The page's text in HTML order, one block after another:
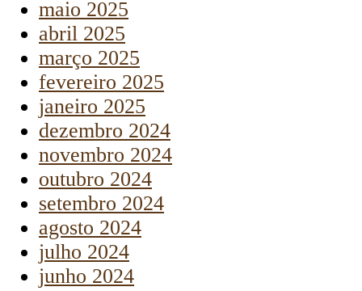
maio 2025
abril 2025
março 2025
fevereiro 2025
janeiro 2025
dezembro 2024
novembro 2024
outubro 2024
setembro 2024
agosto 2024
julho 2024
junho 2024